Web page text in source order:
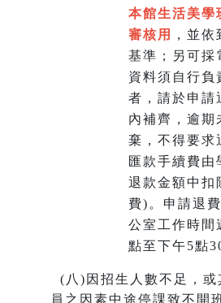
本館生活美學
審核用
，並
基準；另可採
資料須自行負
者，請於申請
內補齊，逾期
棄，不得要求
匯款手續費由
退款金額中扣
費)。申請退
公室工作時間
點至下午5點
( 八)因招生人數不足，
員之因素中途停課致不開